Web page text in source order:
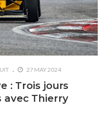
27 MAY 2024
: Trois jours
avec Thierry